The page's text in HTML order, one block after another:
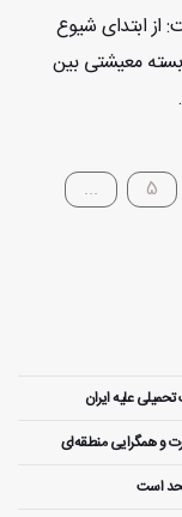
از ابتدای شیوع
استان تاکنون بیش از 150 هزار بسته معیشتی بین
5
...
علیه ایران
و همگرایی منطقه‌ای
است